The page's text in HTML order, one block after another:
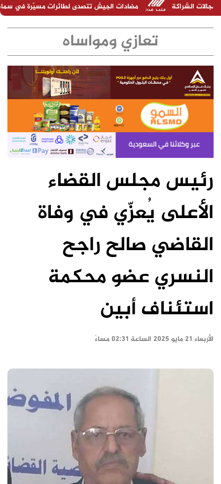
مضادات الجيش تتصدى لطائرات مسيّرة في سماء الشعب والبريقة
تعازي ومواساه
رئيس مجلس القضاء
الأعلى يُعزّي في وفاة
القاضي صالح راجح
النسري عضو محكمة
استئناف أبين
الأربعاء ٢١ مايو ٢٠٢٥ الساعة ٠٢:٣١ مساءً